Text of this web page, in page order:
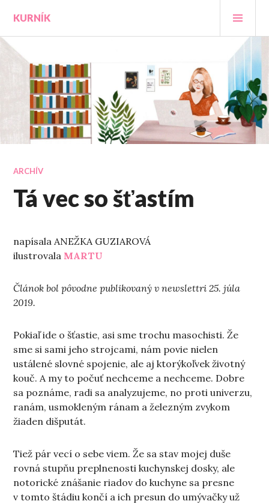
obsah
KURNÍK
ARCHÍV
Tá vec so šťastím
napísala ANEŽKA GUZIAROVÁ
ilustrovala MARTU
Článok bol pôvodne publikovaný v newslettri 25. júla
2019.
Pokiaľ ide o šťastie, asi sme trochu masochisti. Že
sme si sami jeho strojcami, nám povie nielen
ustálené slovné spojenie, ale aj ktorýkoľvek životný
kouč. A my to počuť nechceme a nechceme. Dobre
sa poznáme, radi sa analyzujeme, no proti univerzu,
ranám, usmokleným ránam a železným zvykom
žiaden dišputát.
Tiež pár vecí o sebe viem. Že sa stav mojej duše
rovná stupňu preplnenosti kuchynskej dosky, ale
notorické znášanie riadov do kuchyne sa presne
v tomto štádiu končí a ich presun do umývačky už